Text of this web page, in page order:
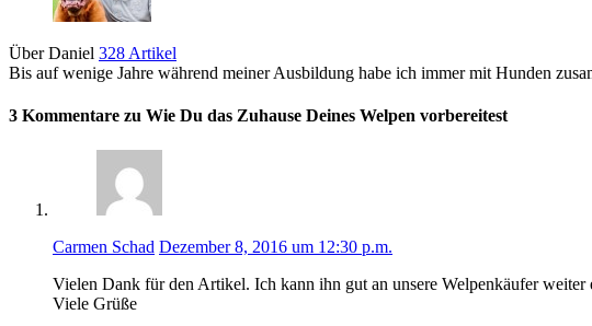
Über Daniel 328 Artikel
Bis auf wenige Jahre während meiner Ausbildung habe ich immer mit Hunden
3 Kommentare zu Wie Du das Zuhause Deines Welpen vorbereitest
Carmen Schad Dezember 8, 2016 um 12:30 p.m.
Vielen Dank für den Artikel. Ich kann ihn gut an unsere Welpenkäufer weiter
Viele Grüße